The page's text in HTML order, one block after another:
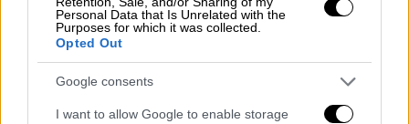
Personal Data that Is Unrelated with the
Purposes for which it was collected.
Opted Out
Google consents
I want to allow Google to enable storage
εμπειριών και επινοήσεων, με τις ναυτικές
ιστορίες που παρατίθενται να αποδίδουν
θαυμαστά τα ανθρώπινα ψυχικά τοπία σε
συνθήκες τυχοδιωκτισμού, μέθης, πορνείας,
σύφιλης και θανάτου.